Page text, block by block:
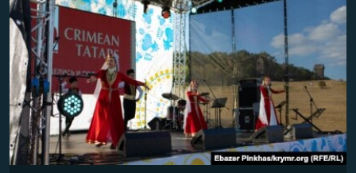
ІНФОГРАФІКА
ДОЛУЧАЙСЯ!
Усі сайти RFE/RL